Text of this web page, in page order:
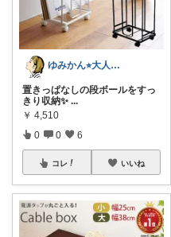
ゆみかん⭐︎大人の暮らし研究室
置きっぱなしの段ボールをすっ
きり収納✨ ...
￥ 4,510
0 0 6
コレ いいね